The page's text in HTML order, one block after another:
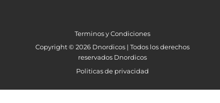
Terminos y Condiciones
Copyright © 2026 Dnordicos | Todos los derechos
reservados Dnordicos
Politicas de privacidad